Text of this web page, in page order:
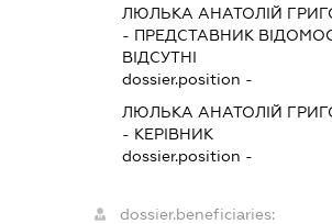
ЛЮЛЬКА АНАТОЛІЙ
- ПРЕДСТАВНИК
ВІДСУТНІ
dossier.position -
ЛЮЛЬКА АНАТОЛІЙ
- КЕРІВНИК
dossier.position -
dossier.beneficiaries: